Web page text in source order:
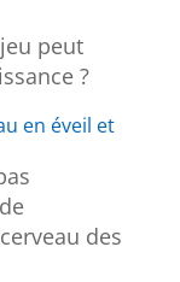
peut
?
en éveil et
des